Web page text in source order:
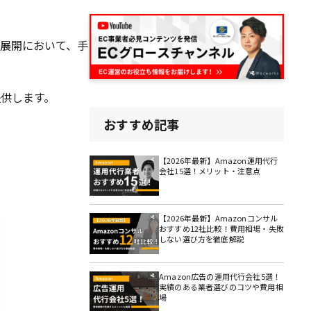
開において、手
します。
おすすめ記事
【2026年最新】Amazon運用代行
会社15選！メリット・注意点
【2026年最新】Amazonコンサル
おすすめ12社比較！費用相場・失敗
しない選び方を徹底解説
Amazon広告の運用代行会社5選！
実績のある業者選びのコツや費用相
場